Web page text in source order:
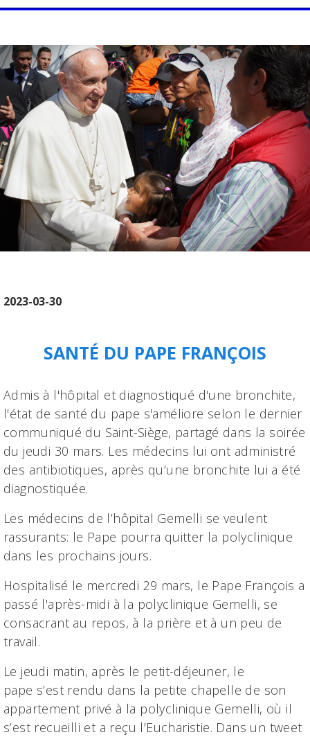
2023-03-30
SANTÉ DU PAPE FRANÇOIS
Admis à l'hôpital et diagnostiqué d'une bronchite,
l'état de santé du pape s'améliore selon le dernier
communiqué du Saint-Siège, partagé dans la soirée
du jeudi 30 mars. Les médecins lui ont administré
des antibiotiques, après qu’une bronchite lui a été
diagnostiquée.
Les médecins de l’hôpital Gemelli se veulent
rassurants: le Pape pourra quitter la polyclinique
dans les prochains jours.
Hospitalisé le mercredi 29 mars, le Pape François a
passé l'après-midi à la polyclinique Gemelli, se
consacrant au repos, à la prière et à un peu de
travail.
Le jeudi matin, après le petit-déjeuner, le
pape s’est rendu dans la petite chapelle de son
appartement privé à la polyclinique Gemelli, où il
s’est recueilli et a reçu l’Eucharistie. Dans un tweet